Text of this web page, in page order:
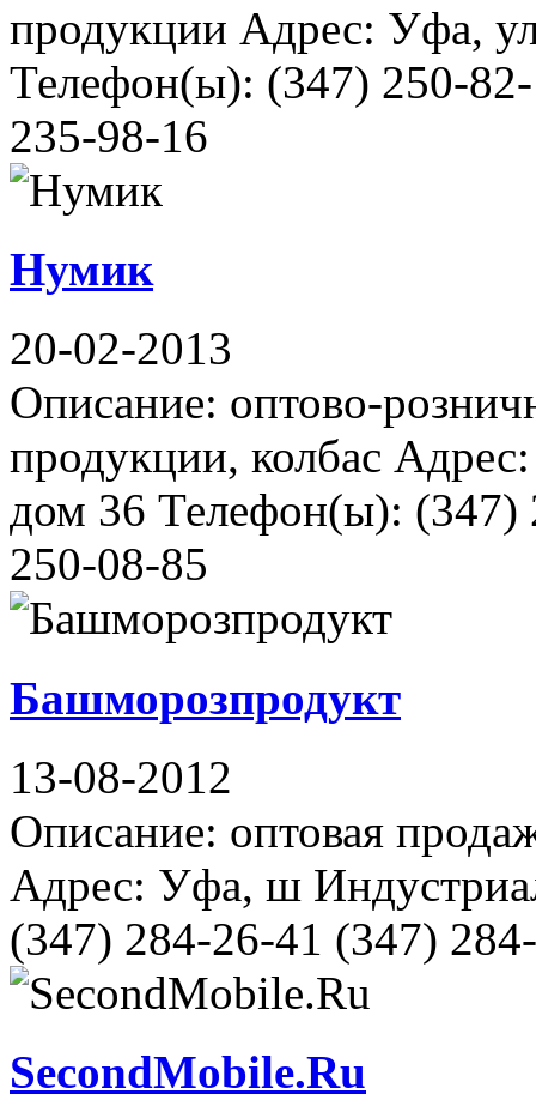
продукции Адрес: Уфа,
Телефон(ы): (347) 250-
235-98-16
Нумик
20-02-2013
Описание: оптово-
продукции, колбас
дом 36 Телефон(ы): (347)
250-08-85
Башморозпродукт
13-08-2012
Описание: оптовая
Адрес: Уфа, ш
(347) 284-26-41 (347)
SecondMobile.Ru